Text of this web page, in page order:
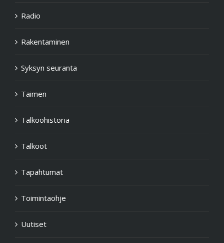
Radio
Rakentaminen
Syksyn seuranta
Taimen
Talkoohistoria
Talkoot
Tapahtumat
Toimintaohje
Uutiset